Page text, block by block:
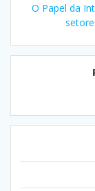
O Papel da